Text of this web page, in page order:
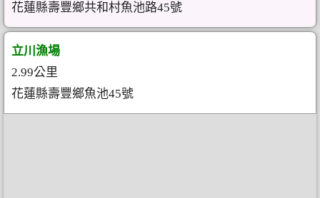
花蓮縣壽豐鄉共和村魚池路45號
立川漁場
2.99公里
花蓮縣壽豐鄉魚池45號